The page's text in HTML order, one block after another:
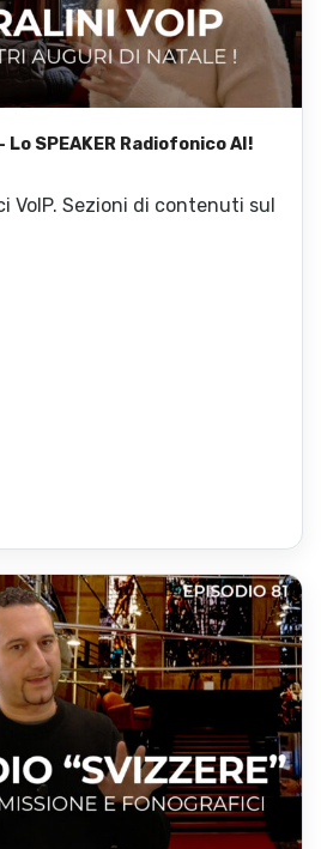
Lo SPEAKER Radiofonico AI!
VoIP. Sezioni di contenuti sul